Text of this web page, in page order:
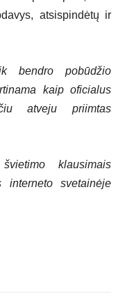
atsispindėtų ir
bendro pobūdžio
kaip oficialus
atveju priimtas
klausimais
interneto svetainėje